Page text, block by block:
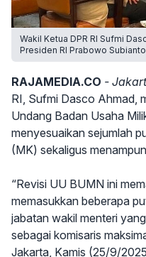
Wakil Ketua DPR RI Sufmi
Presiden RI Prabowo
RAJAMEDIA.CO -
RI, Sufmi Dasco Ahmad,
Undang Badan Usaha
menyesuaikan sejumlah
(MK) sekaligus
“Revisi UU BUMN ini
memasukkan beberapa
jabatan wakil menteri
sebagai komisaris
Jakarta, Kamis (25/9/